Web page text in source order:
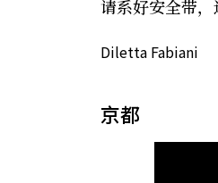
请系好安全带，
Diletta Fabiani
京都